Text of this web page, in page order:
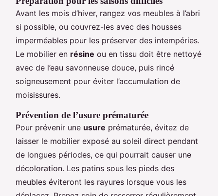
Avant les mois d’hiver, rangez vos meubles à l’abri
si possible, ou couvrez-les avec des housses
imperméables pour les préserver des intempéries.
Le mobilier en résine ou en tissu doit être nettoyé
avec de l’eau savonneuse douce, puis rincé
soigneusement pour éviter l’accumulation de
moisissures.
Prévention de l’usure prématurée
Pour prévenir une usure prématurée, évitez de
laisser le mobilier exposé au soleil direct pendant
de longues périodes, ce qui pourrait causer une
décoloration. Les patins sous les pieds des
meubles éviteront les rayures lorsque vous les